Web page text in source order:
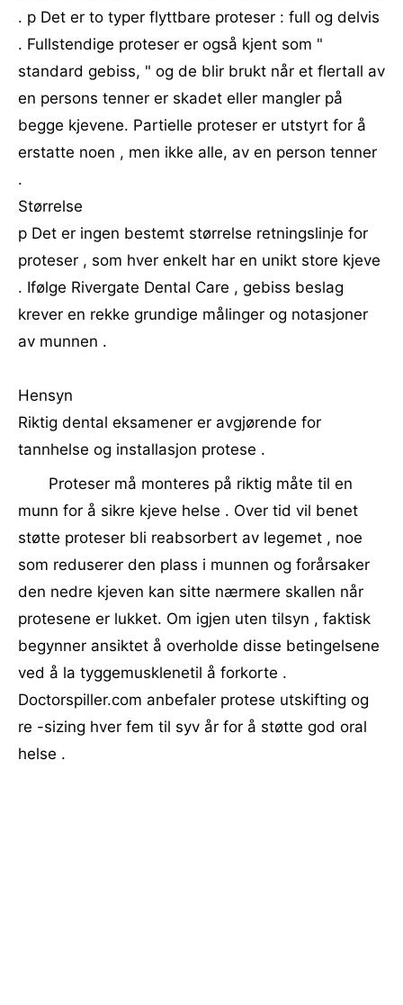
. p Det er to typer flyttbare proteser : full og delvis
. Fullstendige proteser er også kjent som "
standard gebiss, " og de blir brukt når et flertall av
en persons tenner er skadet eller mangler på
begge kjevene. Partielle proteser er utstyrt for å
erstatte noen , men ikke alle, av en person tenner
.
Størrelse
p Det er ingen bestemt størrelse retningslinje for
proteser , som hver enkelt har en unikt store kjeve
. Ifølge Rivergate Dental Care , gebiss beslag
krever en rekke grundige målinger og notasjoner
av munnen .
Hensyn
Riktig dental eksamener er avgjørende for
tannhelse og installasjon protese .
Proteser må monteres på riktig måte til en
munn for å sikre kjeve helse . Over tid vil benet
støtte proteser bli reabsorbert av legemet , noe
som reduserer den plass i munnen og forårsaker
den nedre kjeven kan sitte nærmere skallen når
protesene er lukket. Om igjen uten tilsyn , faktisk
begynner ansiktet å overholde disse betingelsene
ved å la tyggemusklenetil å forkorte .
Doctorspiller.com anbefaler protese utskifting og
re -sizing hver fem til syv år for å støtte god oral
helse .